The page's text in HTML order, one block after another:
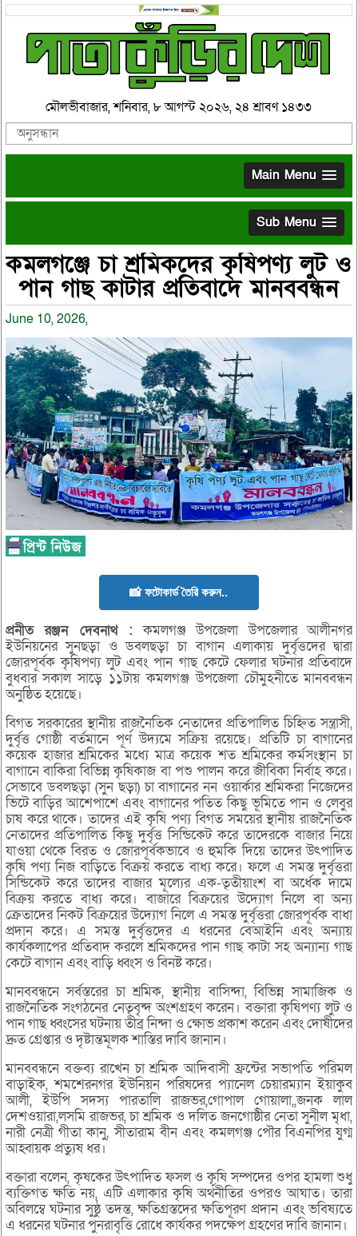
মৌলভীবাজার, শনিবার, ৮ আগস্ট ২০২৬, ২৪ শ্রাবণ ১৪৩৩
Main Menu
Sub Menu
কমলগঞ্জে চা শ্রমিকদের কৃষিপণ্য লুট ও
পান গাছ কাটার প্রতিবাদে মানববন্ধন
June 10, 2026,
📸 ফটোকার্ড তৈরি করুন..
প্রনীত রঞ্জন দেবনাথ : কমলগঞ্জ উপজেলা উপজেলার আলীনগর
ইউনিয়নের সুনছড়া ও ডবলছড়া চা বাগান এলাকায় দুর্বৃত্তদের দ্বারা
জোরপূর্বক কৃষিপণ্য লুট এবং পান গাছ কেটে ফেলার ঘটনার প্রতিবাদে
বুধবার সকাল সাড়ে ১১টায় কমলগঞ্জ উপজেলা চৌমুহনীতে মানববন্ধন
অনুষ্ঠিত হয়েছে।
বিগত সরকারের স্থানীয় রাজনৈতিক নেতাদের প্রতিপালিত চিহ্নিত সন্ত্রাসী,
দুর্বৃত্ত গোষ্ঠী বর্তমানে পূর্ণ উদ্যমে সক্রিয় রয়েছে। প্রতিটি চা বাগানের
কয়েক হাজার শ্রমিকের মধ্যে মাত্র কয়েক শত শ্রমিকের কর্মসংস্থান চা
বাগানে বাকিরা বিভিন্ন কৃষিকাজ বা পশু পালন করে জীবিকা নির্বাহ করে।
সেভাবে ডবলছড়া (সুন ছড়া) চা বাগানের নন ওয়ার্কার শ্রমিকরা নিজেদের
ভিটে বাড়ির আশেপাশে এবং বাগানের পতিত কিছু ভূমিতে পান ও লেবুর
চাষ করে থাকে। তাদের এই কৃষি পণ্য বিগত সময়ের স্থানীয় রাজনৈতিক
নেতাদের প্রতিপালিত কিছু দুর্বৃত্ত সিন্ডিকেট করে তাদেরকে বাজার নিয়ে
যাওয়া থেকে বিরত ও জোরপূর্বকভাবে ও হুমকি দিয়ে তাদের উৎপাদিত
কৃষি পণ্য নিজ বাড়িতে বিক্রয় করতে বাধ্য করে। ফলে এ সমস্ত দুর্বৃত্তরা
সিন্ডিকেট করে তাদের বাজার মূল্যের এক-তৃতীয়াংশ বা অর্ধেক দামে
বিক্রয় করতে বাধ্য করে। বাজারে বিক্রয়ের উদ্যোগ নিলে বা অন্য
ক্রেতাদের নিকট বিক্রয়ের উদ্যোগ নিলে এ সমস্ত দুর্বৃত্তরা জোরপূর্বক বাধা
প্রদান করে। এ সমস্ত দুর্বৃত্তদের এ ধরনের বেআইনি এবং অন্যায়
কার্যকলাপের প্রতিবাদ করলে শ্রমিকদের পান গাছ কাটা সহ অন্যান্য গাছ
কেটে বাগান এবং বাড়ি ধ্বংস ও বিনষ্ট করে।
মানববন্ধনে সর্বস্তরের চা শ্রমিক, স্থানীয় বাসিন্দা, বিভিন্ন সামাজিক ও
রাজনৈতিক সংগঠনের নেতৃবৃন্দ অংশগ্রহণ করেন। বক্তারা কৃষিপণ্য লুট ও
পান গাছ ধ্বংসের ঘটনায় তীব্র নিন্দা ও ক্ষোভ প্রকাশ করেন এবং দোষীদের
দ্রুত গ্রেপ্তার ও দৃষ্টান্তমূলক শাস্তির দাবি জানান।
মানববন্ধনে বক্তব্য রাখেন চা শ্রমিক আদিবাসী ফ্রন্টের সভাপতি পরিমল
বাড়াইক, শমশেরনগর ইউনিয়ন পরিষদের প্যানেল চেয়ারম্যান ইয়াকুব
আলী, ইউপি সদস্য পারতালি রাজভর,গোপাল গোয়ালা,,জনক লাল
দেশওয়ারা,লসমি রাজভর, চা শ্রমিক ও দলিত জনগোষ্ঠীর নেতা সুনীল মৃধা,
নারী নেত্রী গীতা কানু, সীতারাম বীন এবং কমলগঞ্জ পৌর বিএনপির যুগ্ম
আহ্বায়ক প্রত্যুষ ধর।
বক্তারা বলেন, কৃষকের উৎপাদিত ফসল ও কৃষি সম্পদের ওপর হামলা শুধু
ব্যক্তিগত ক্ষতি নয়, এটি এলাকার কৃষি অর্থনীতির ওপরও আঘাত। তারা
অবিলম্বে ঘটনার সুষ্ঠু তদন্ত, ক্ষতিগ্রস্তদের ক্ষতিপূরণ প্রদান এবং ভবিষ্যতে
এ ধরনের ঘটনার পুনরাবৃত্তি রোধে কার্যকর পদক্ষেপ গ্রহণের দাবি জানান।